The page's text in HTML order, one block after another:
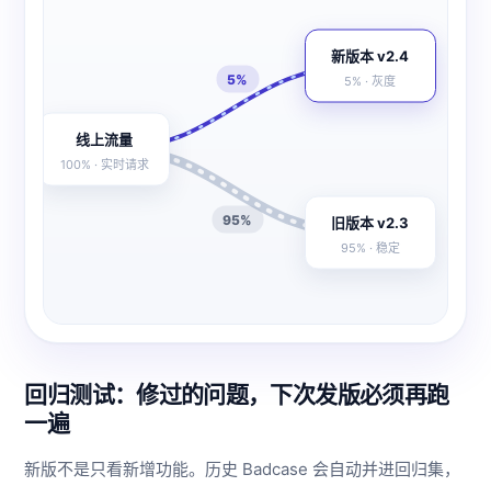
线上流量
100% · 实时请求
新版本 v2.4
5% · 灰度
旧版本 v2.3
95% · 稳定
5%
95%
回归测试：修过的问题，下次发版必须再跑
一遍
新版不是只看新增功能。历史 Badcase 会自动并进回归集，